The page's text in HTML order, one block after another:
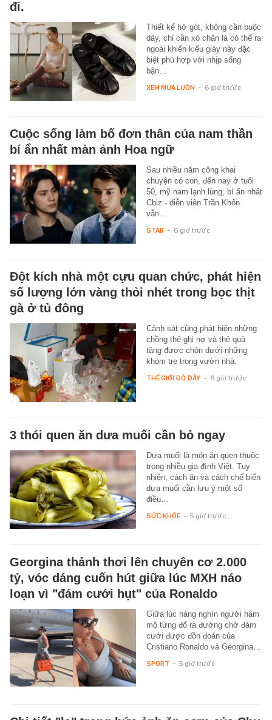
đi.
Thiết kế hở gót, không cần buộc
dây, chỉ cần xỏ chân là có thể ra
ngoài khiến kiểu giày này đặc
biệt phù hợp với nhịp sống
bận…
XEM MUA LUÔN - 6 giờ trước
Cuộc sống làm bố đơn thân của nam thần
bí ẩn nhất màn ảnh Hoa ngữ
Sau nhiều năm công khai
chuyện có con, đến nay ở tuổi
50, mỹ nam lạnh lùng, bí ẩn nhất
Cbiz - diễn viên Trần Khôn
vẫn…
STAR - 6 giờ trước
Đột kích nhà một cựu quan chức, phát hiện
số lượng lớn vàng thỏi nhét trong bọc thịt
gà ở tủ đông
Cảnh sát cũng phát hiện những
chồng thẻ ghi nợ và thẻ quà
tặng được chôn dưới những
khóm tre trong vườn nhà.
THẾ GIỚI ĐÓ ĐÂY - 6 giờ trước
3 thói quen ăn dưa muối cần bỏ ngay
Dưa muối là món ăn quen thuộc
trong nhiều gia đình Việt. Tuy
nhiên, cách ăn và cách chế biến
dưa muối cần lưu ý một số
điều…
SỨC KHỎE - 5 giờ trước
Georgina thảnh thơi lên chuyên cơ 2.000
tỷ, vóc dáng cuốn hút giữa lúc MXH náo
loạn vì "đám cưới hụt" của Ronaldo
Giữa lúc hàng nghìn người hâm
mộ từng đổ ra đường chờ đám
cưới được đồn đoán của
Cristiano Ronaldo và Georgina…
SPORT - 5 giờ trước